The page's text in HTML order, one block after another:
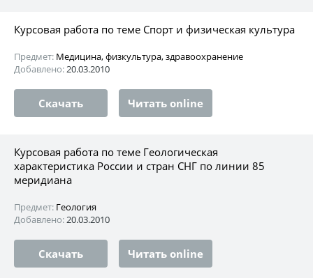
Курсовая работа по теме Спорт и физическая культура
Предмет: Медицина, физкультура, здравоохранение
Добавлено:20.03.2010
Скачать Читать online
Курсовая работа по теме Геологическая
характеристика России и стран СНГ по линии 85
меридиана
Предмет: Геология
Добавлено:20.03.2010
Скачать Читать online